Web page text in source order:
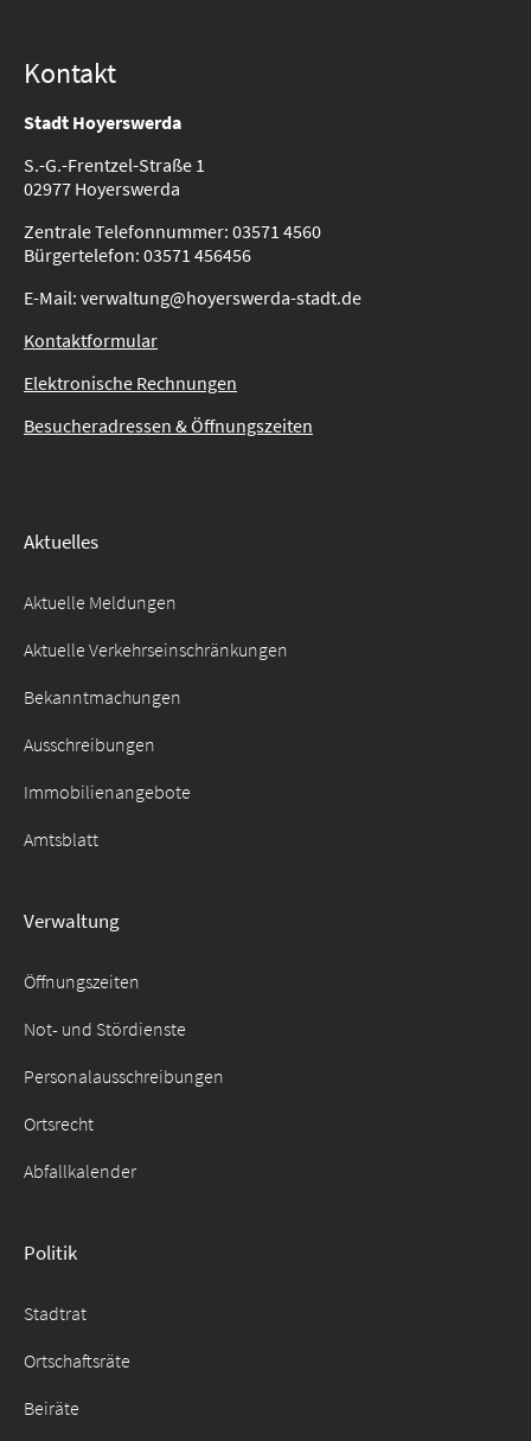
für:
Kontakt
Stadt Hoyerswerda
S.-G.-Frentzel-Straße 1
02977 Hoyerswerda
Zentrale Telefonnummer: 03571 4560
Bürgertelefon: 03571 456456
E-Mail: verwaltung@hoyerswerda-stadt.de
Kontaktformular
Elektronische Rechnungen
Besucheradressen & Öffnungszeiten
Aktuelles
Aktuelle Meldungen
Aktuelle Verkehrseinschränkungen
Bekanntmachungen
Ausschreibungen
Immobilienangebote
Amtsblatt
Verwaltung
Öffnungszeiten
Not- und Stördienste
Personalausschreibungen
Ortsrecht
Abfallkalender
Politik
Stadtrat
Ortschaftsräte
Beiräte